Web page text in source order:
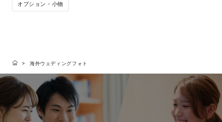
オプション・小物
海外ウェディングフォト